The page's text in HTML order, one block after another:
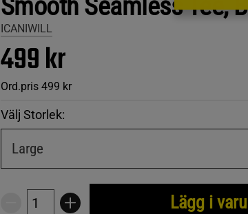
Smooth Seamless Tee,
ICANIWILL
499 kr
Ord.pris 499 kr
Välj Storlek:
Large
Lägg i